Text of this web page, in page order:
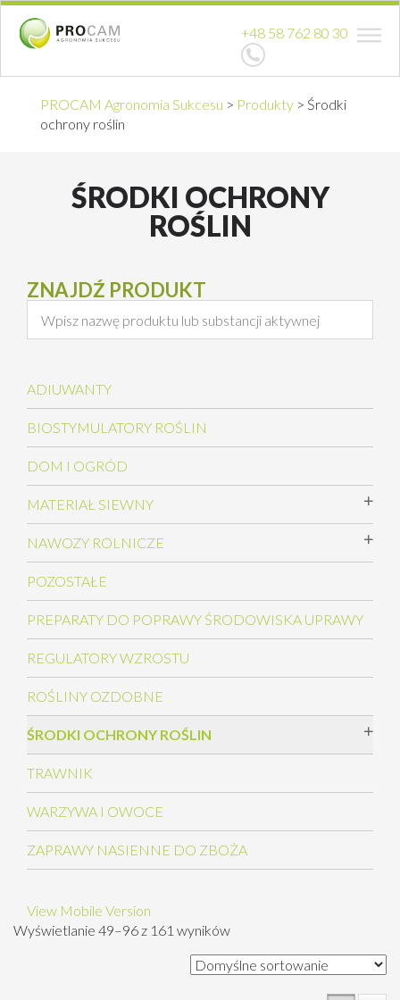
+48 58 762 80 30
PROCAM Agronomia Sukcesu > Produkty > Środki
ochrony roślin
ŚRODKI OCHRONY
ROŚLIN
ZNAJDŹ PRODUKT
ADIUWANTY
BIOSTYMULATORY ROŚLIN
DOM I OGRÓD
MATERIAŁ SIEWNY
NAWOZY ROLNICZE
POZOSTAŁE
PREPARATY DO POPRAWY ŚRODOWISKA UPRAWY
REGULATORY WZROSTU
ROŚLINY OZDOBNE
ŚRODKI OCHRONY ROŚLIN
TRAWNIK
WARZYWA I OWOCE
ZAPRAWY NASIENNE DO ZBOŻA
View Mobile Version
Wyświetlanie 49–96 z 161 wyników